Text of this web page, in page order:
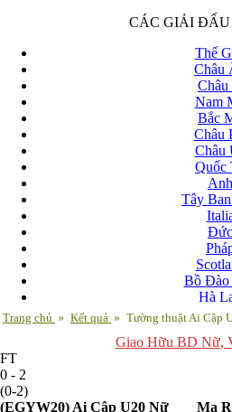
CÁC GIẢI
Thế
Châu
Châu
Nam
Bắc
Châu
Châu
Quốc
Anh
Tây
Đức
Bồ Đào
Hà
Nga
Trang chủ » Kết quả » Tường thuật Ai Cập
Giao Hữu BD Nữ,
FT
0 - 2
(0-2)
(EGYW20) Ai Cập U20 Nữ Ma